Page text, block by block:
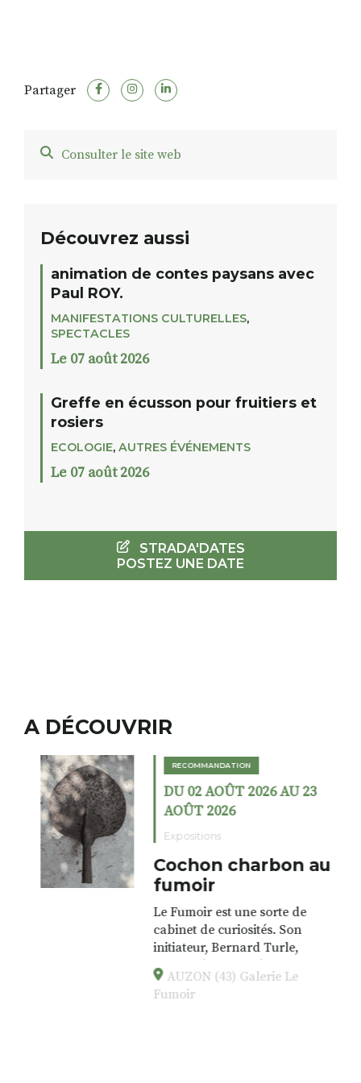
Partager
Consulter le site web
Découvrez aussi
animation de contes paysans avec
Paul ROY.
MANIFESTATIONS CULTURELLES,
SPECTACLES
Le 07 août 2026
Greffe en écusson pour fruitiers et
rosiers
ECOLOGIE, AUTRES ÉVÉNEMENTS
Le 07 août 2026
STRADA'DATES
POSTEZ UNE DATE
A DÉCOUVRIR
RECOMMANDATION
DU 02 AOÛT 2026 AU 23
AOÛT 2026
Expositions
Cochon charbon au
fumoir
Le Fumoir est une sorte de
cabinet de curiosités. Son
initiateur, Bernard Turle,
s’amuse à donner à voir des
associations fertiles, graves ou
drôles, parfois fumeuses. Des
AUZON (43) Galerie Le
Fumoir